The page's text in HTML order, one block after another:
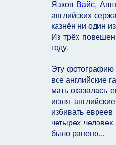
Яаков Вайс,
английских
казнён ни один
Из трёх
году.
Эту фотографию
все английские
мать оказалась
июля
избивать
четырех
было ранено...